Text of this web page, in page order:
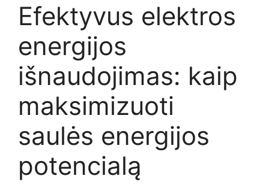
Efektyvus elektros
energijos
išnaudojimas: kaip
maksimizuoti
saulės energijos
potencialą